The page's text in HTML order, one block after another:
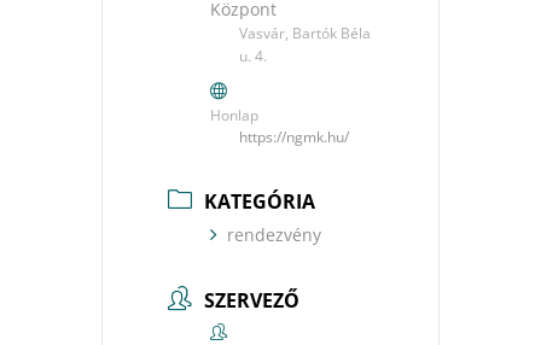
Központ
Vasvár, Bartók Béla
u. 4.
Honlap
https://ngmk.hu/
KATEGÓRIA
rendezvény
SZERVEZŐ